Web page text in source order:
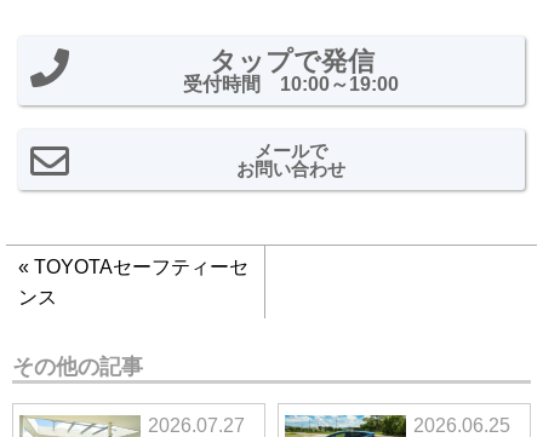
タップで発信
受付時間 10:00～19:00
メールで
お問い合わせ
« TOYOTAセーフティーセ
ンス
その他の記事
2026.07.27
2026.06.25